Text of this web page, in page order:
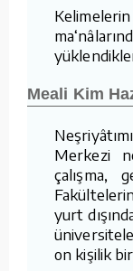
Meali Kim
Merkezi
çalışma,
yurt
on kişilik bir